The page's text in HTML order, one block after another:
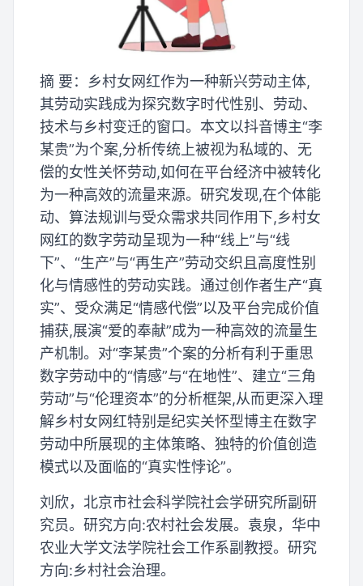
摘 要：乡村女网红作为一种新兴劳动主体,
其劳动实践成为探究数字时代性别、劳动、
技术与乡村变迁的窗口。本文以抖音博主“李
某贵”为个案,分析传统上被视为私域的、无
偿的女性关怀劳动,如何在平台经济中被转化
为一种高效的流量来源。研究发现,在个体能
动、算法规训与受众需求共同作用下,乡村女
网红的数字劳动呈现为一种“线上”与“线
下”、“生产”与“再生产”劳动交织且高度性别
化与情感性的劳动实践。通过创作者生产“真
实”、受众满足“情感代偿”以及平台完成价值
捕获,展演“爱的奉献”成为一种高效的流量生
产机制。对“李某贵”个案的分析有利于重思
数字劳动中的“情感”与“在地性”、建立“三角
劳动”与“伦理资本”的分析框架,从而更深入理
解乡村女网红特别是纪实关怀型博主在数字
劳动中所展现的主体策略、独特的价值创造
模式以及面临的“真实性悖论”。
刘欣，北京市社会科学院社会学研究所副研
究员。研究方向:农村社会发展。袁泉，华中
农业大学文法学院社会工作系副教授。研究
方向:乡村社会治理。